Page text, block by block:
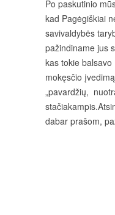
Po paskutinio
kad Pagėgiškiai
savivaldybės
pažindiname jus
kas tokie balsavo
mokęsčio
„pavardžių,
dabar prašom,